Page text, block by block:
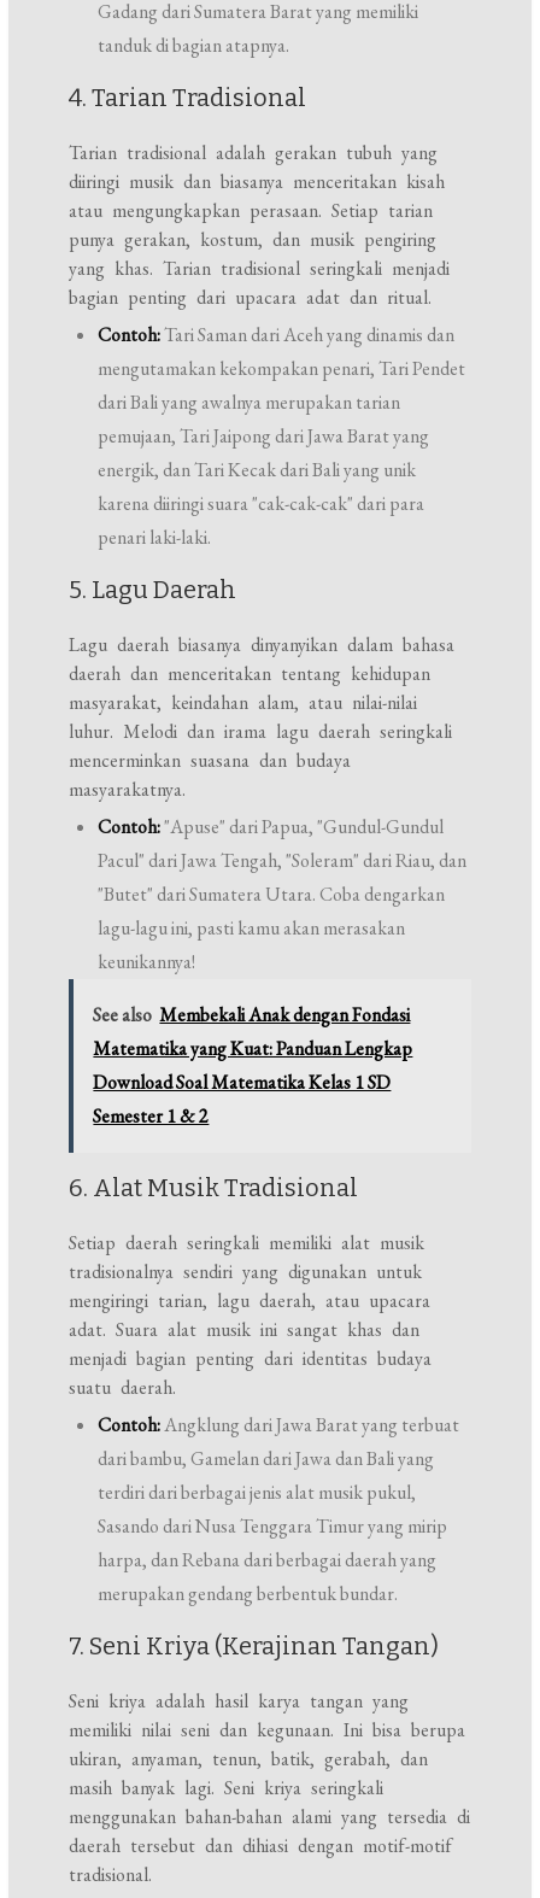
Gadang dari Sumatera Barat yang memiliki
tanduk di bagian atapnya.
4. Tarian Tradisional
Tarian tradisional adalah gerakan tubuh yang
diiringi musik dan biasanya menceritakan kisah
atau mengungkapkan perasaan. Setiap tarian
punya gerakan, kostum, dan musik pengiring
yang khas. Tarian tradisional seringkali menjadi
bagian penting dari upacara adat dan ritual.
Contoh:Tari Saman dari Aceh yang dinamis dan
mengutamakan kekompakan penari, Tari Pendet
dari Bali yang awalnya merupakan tarian
pemujaan, Tari Jaipong dari Jawa Barat yang
energik, dan Tari Kecak dari Bali yang unik
karena diiringi suara "cak-cak-cak" dari para
penari laki-laki.
5. Lagu Daerah
Lagu daerah biasanya dinyanyikan dalam bahasa
daerah dan menceritakan tentang kehidupan
masyarakat, keindahan alam, atau nilai-nilai
luhur. Melodi dan irama lagu daerah seringkali
mencerminkan suasana dan budaya
masyarakatnya.
Contoh:"Apuse" dari Papua, "Gundul-Gundul
Pacul" dari Jawa Tengah, "Soleram" dari Riau, dan
"Butet" dari Sumatera Utara. Coba dengarkan
lagu-lagu ini, pasti kamu akan merasakan
keunikannya!
See also Membekali Anak dengan Fondasi
Matematika yang Kuat: Panduan Lengkap
Download Soal Matematika Kelas 1 SD
Semester 1 & 2
6. Alat Musik Tradisional
Setiap daerah seringkali memiliki alat musik
tradisionalnya sendiri yang digunakan untuk
mengiringi tarian, lagu daerah, atau upacara
adat. Suara alat musik ini sangat khas dan
menjadi bagian penting dari identitas budaya
suatu daerah.
Contoh:Angklung dari Jawa Barat yang terbuat
dari bambu, Gamelan dari Jawa dan Bali yang
terdiri dari berbagai jenis alat musik pukul,
Sasando dari Nusa Tenggara Timur yang mirip
harpa, dan Rebana dari berbagai daerah yang
merupakan gendang berbentuk bundar.
7. Seni Kriya (Kerajinan Tangan)
Seni kriya adalah hasil karya tangan yang
memiliki nilai seni dan kegunaan. Ini bisa berupa
ukiran, anyaman, tenun, batik, gerabah, dan
masih banyak lagi. Seni kriya seringkali
menggunakan bahan-bahan alami yang tersedia di
daerah tersebut dan dihiasi dengan motif-motif
tradisional.